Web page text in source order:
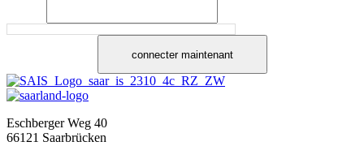
connecter maintenant
Eschberger Weg 40
66121 Saarbrücken